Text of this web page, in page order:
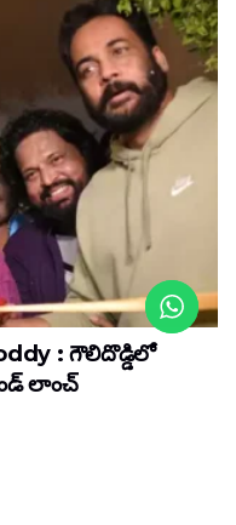
: గౌలిదొడ్డిలో
లాంచ్